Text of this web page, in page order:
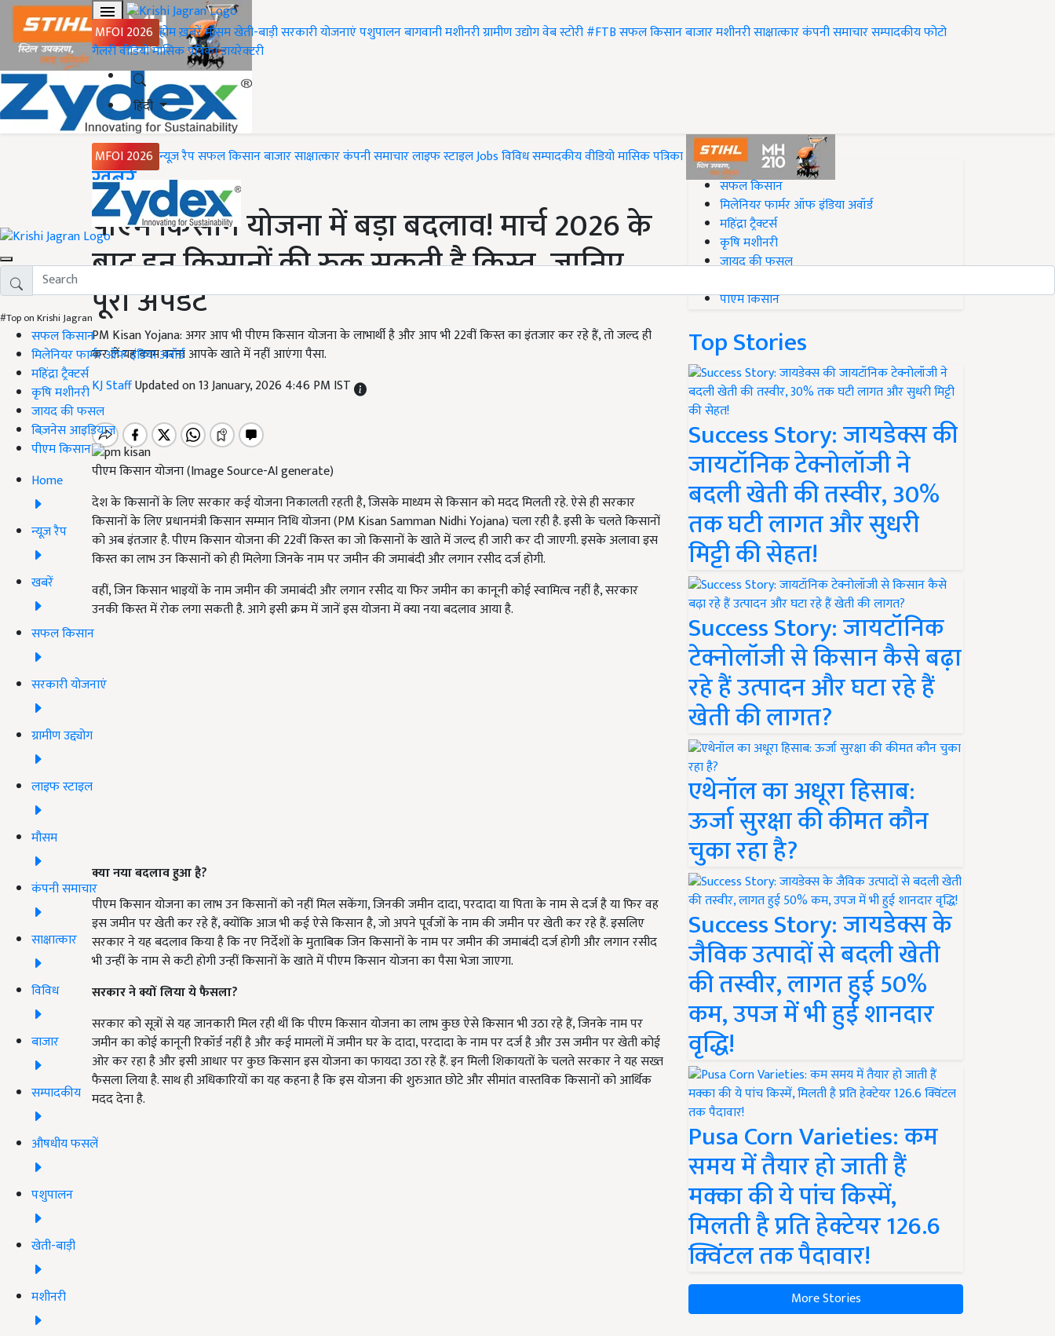
MFOI 2026 होमख़बरेंमौसमखेती-बाड़ीसरकारी योजनाएंपशुपालनबागवानीमशीनरीग्रामीण उद्योगवेब स्टोरी#FTBसफल किसानबाजारमशीनरीसाक्षात्कारकंपनी समाचारसम्पादकीयफोटो
गैलरीवीडियोमासिक पत्रिकाडायरेक्टरी
हिंदी
MFOI 2026 न्यूज़ रैपसफल किसानबाजारसाक्षात्कारकंपनी समाचारलाइफ स्टाइलJobsविविधसम्पादकीयवीडियोमासिक पत्रिका
#Top on Krishi Jagran
सफल किसान
मिलेनियर फार्मर ऑफ इंडिया अवॉर्ड
महिंद्रा ट्रैक्टर्स
कृषि मशीनरी
जायद की फसल
बिज़नेस आइडियाज
पीएम किसान
Home
न्यूज़ रैप
खबरें
सफल किसान
सरकारी योजनाएं
ग्रामीण उद्द्योग
लाइफ स्टाइल
मौसम
कंपनी समाचार
साक्षात्कार
विविध
बाजार
सम्पादकीय
औषधीय फसलें
पशुपालन
खेती-बाड़ी
मशीनरी
Home
ख़बरें
पीएम किसान योजना में बड़ा बदलाव! मार्च 2026 के
बाद इन किसानों की रुक सकती है किस्त, जानिए
पूरा अपडेट
PM Kisan Yojana: अगर आप भी पीएम किसान योजना के लाभार्थी है और आप भी 22वीं किस्त का इंतजार कर रहे हैं, तो जल्द ही
कर लें यह काम वरना आपके खाते में नहीं आएंगा पैसा.
KJ StaffUpdated on 13 January, 2026 4:46 PM IST
पीएम किसान योजना (Image Source-AI generate)
देश के किसानों के लिए सरकार कई योजना निकालती रहती है, जिसके माध्यम से किसान को मदद मिलती रहे. ऐसे ही सरकार
किसानों के लिए प्रधानमंत्री किसान सम्मान निधि योजना (PM Kisan Samman Nidhi Yojana) चला रही है. इसी के चलते किसानों
को अब इंतजार है. पीएम किसान योजना की 22वीं किस्त का जो किसानों के खाते में जल्द ही जारी कर दी जाएगी. इसके अलावा इस
किस्त का लाभ उन किसानों को ही मिलेगा जिनके नाम पर जमीन की जमाबंदी और लगान रसीद दर्ज होगी.
वहीं, जिन किसान भाइयों के नाम जमीन की जमाबंदी और लगान रसीद या फिर जमीन का कानूनी कोई स्वामित्व नहीं है, सरकार
उनकी किस्त में रोक लगा सकती है. आगे इसी क्रम में जानें इस योजना में क्या नया बदलाव आया है.
क्या नया बदलाव हुआ है?
पीएम किसान योजना का लाभ उन किसानों को नहीं मिल सकेंगा, जिनकी जमीन दादा, परदादा या पिता के नाम से दर्ज है या फिर वह
इस जमीन पर खेती कर रहे हैं, क्योंकि आज भी कई ऐसे किसान है, जो अपने पूर्वजों के नाम की जमीन पर खेती कर रहे हैं. इसलिए
सरकार ने यह बदलाव किया है कि नए निर्देशों के मुताबिक जिन किसानों के नाम पर जमीन की जमाबंदी दर्ज होगी और लगान रसीद
भी उन्हीं के नाम से कटी होगी उन्हीं किसानों के खाते में पीएम किसान योजना का पैसा भेजा जाएगा.
सरकार ने क्यों लिया ये फैसला?
सरकार को सूत्रों से यह जानकारी मिल रही थीं कि पीएम किसान योजना का लाभ कुछ ऐसे किसान भी उठा रहे हैं, जिनके नाम पर
जमीन का कोई कानूनी रिकॉर्ड नहीं है और कई मामलों में जमीन घर के दादा, परदादा के नाम पर दर्ज है और उस जमीन पर खेती कोई
ओर कर रहा है और इसी आधार पर कुछ किसान इस योजना का फायदा उठा रहे हैं. इन मिली शिकायतों के चलते सरकार ने यह सख्त
फैसला लिया है. साथ ही अधिकारियों का यह कहना है कि इस योजना की शुरुआत छोटे और सीमांत वास्तविक किसानों को आर्थिक
मदद देना है.
#Top on Krishi Jagran
सफल किसान
मिलेनियर फार्मर ऑफ इंडिया अवॉर्ड
महिंद्रा ट्रैक्टर्स
कृषि मशीनरी
जायद की फसल
पीएम किसान
Top Stories
Success Story: जायडेक्स की
जायटॉनिक टेक्नोलॉजी ने
बदली खेती की तस्वीर, 30%
तक घटी लागत और सुधरी
मिट्टी की सेहत!
Success Story: जायटॉनिक
टेक्नोलॉजी से किसान कैसे बढ़ा
रहे हैं उत्पादन और घटा रहे हैं
खेती की लागत?
एथेनॉल का अधूरा हिसाब:
ऊर्जा सुरक्षा की कीमत कौन
चुका रहा है?
Success Story: जायडेक्स के
जैविक उत्पादों से बदली खेती
की तस्वीर, लागत हुई 50%
कम, उपज में भी हुई शानदार
वृद्धि!
Pusa Corn Varieties: कम
समय में तैयार हो जाती हैं
मक्का की ये पांच किस्में,
मिलती है प्रति हेक्टेयर 126.6
क्विंटल तक पैदावार!
More Stories